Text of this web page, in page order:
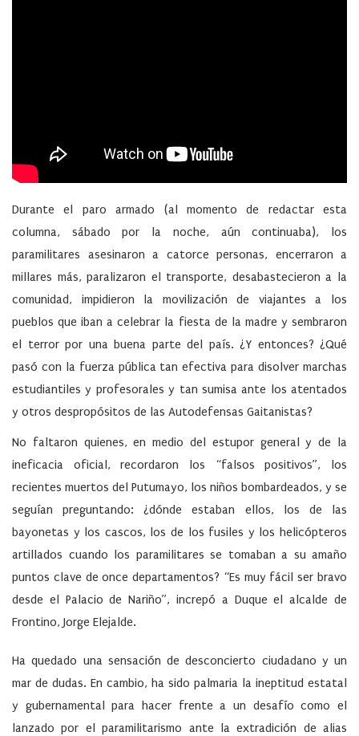
Durante el paro armado (al momento de redactar esta
columna, sábado por la noche, aún continuaba), los
paramilitares asesinaron a catorce personas, encerraron a
millares más, paralizaron el transporte, desabastecieron a la
comunidad, impidieron la movilización de viajantes a los
pueblos que iban a celebrar la fiesta de la madre y sembraron
el terror por una buena parte del país. ¿Y entonces? ¿Qué
pasó con la fuerza pública tan efectiva para disolver marchas
estudiantiles y profesorales y tan sumisa ante los atentados
y otros despropósitos de las Autodefensas Gaitanistas?
No faltaron quienes, en medio del estupor general y de la
ineficacia oficial, recordaron los “falsos positivos”, los
recientes muertos del Putumayo, los niños bombardeados, y se
seguían preguntando: ¿dónde estaban ellos, los de las
bayonetas y los cascos, los de los fusiles y los helicópteros
artillados cuando los paramilitares se tomaban a su amaño
puntos clave de once departamentos? “Es muy fácil ser bravo
desde el Palacio de Nariño”, increpó a Duque el alcalde de
Frontino, Jorge Elejalde.
Ha quedado una sensación de desconcierto ciudadano y un
mar de dudas. En cambio, ha sido palmaria la ineptitud estatal
y gubernamental para hacer frente a un desafío como el
lanzado por el paramilitarismo ante la extradición de alias